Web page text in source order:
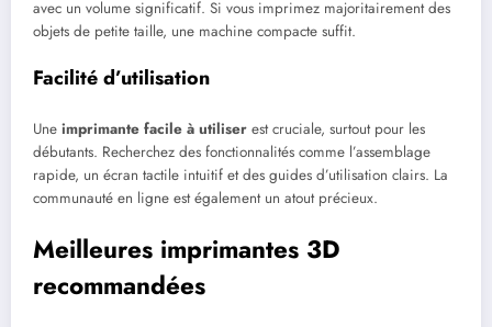
avec un volume significatif. Si vous imprimez majoritairement des
objets de petite taille, une machine compacte suffit.
Facilité d’utilisation
Une imprimante facile à utiliser est cruciale, surtout pour les
débutants. Recherchez des fonctionnalités comme l’assemblage
rapide, un écran tactile intuitif et des guides d’utilisation clairs. La
communauté en ligne est également un atout précieux.
Meilleures imprimantes 3D
recommandées